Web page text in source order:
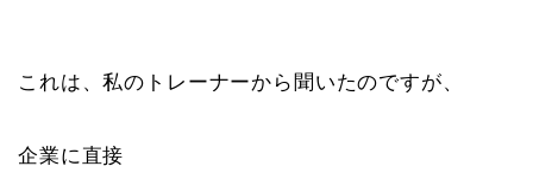
これは、私のトレーナーから聞いたのですが、
企業に直接